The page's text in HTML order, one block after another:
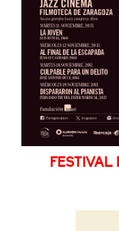
FESTIVAL